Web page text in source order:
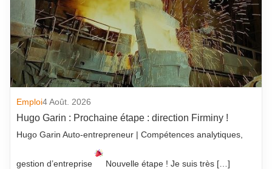
Emploi4 Août. 2026
Hugo Garin : Prochaine étape : direction Firminy !
Hugo Garin Auto-entrepreneur | Compétences analytiques,
gestion d’entreprise Nouvelle étape ! Je suis très […]